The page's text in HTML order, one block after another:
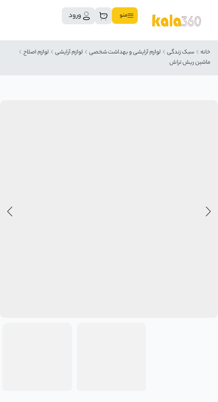
منو ورود
خانه سبک زندگی لوازم آرایشی و بهداشت شخصی لوازم آرایشی
لوازم اصلاح
ماشین ریش تراش